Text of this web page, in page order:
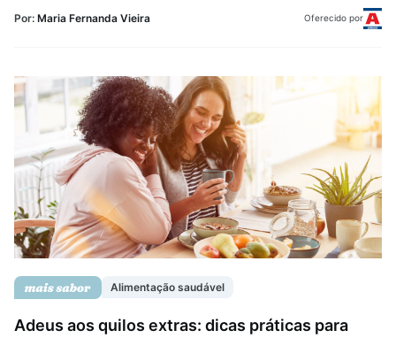
Por: Maria Fernanda Vieira Oferecido por
Alimentação saudável
Adeus aos quilos extras: dicas práticas para